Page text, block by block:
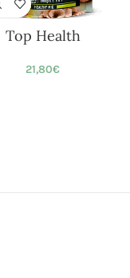
Top Health
21,80€